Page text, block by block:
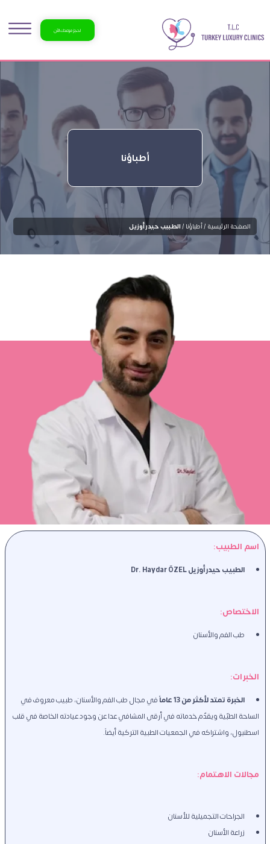
احجز موعدك الآن
أطباؤنا
الصفحة الرئيسية /أطباؤنا /الطبيب حيدر أوزيل
اسم الطبيب:
الطبيب حيدر أوزيل Dr. Haydar ÖZEL
الاختصاص:
طب الفم والأسنان
الخبرات:
الخبرة تمتد لأكثر من 13 عاماً
في مجال طب الفم والأسنان، طبيب معروف في
الساحة الطبّية ويقدّم خدماته في أرقى المشافي عدا عن وجود عيادته الخاصة في قلب
اسطنبول، واشتراكه في الجمعيات الطبية التركية أيضاً.
مجالات الاهتمام:
الجراحات التجميلية للأسنان
زراعة الأسنان